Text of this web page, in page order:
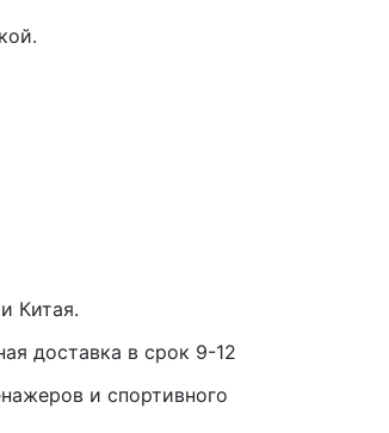
Китая.
доставка в срок 9-12
и спортивного